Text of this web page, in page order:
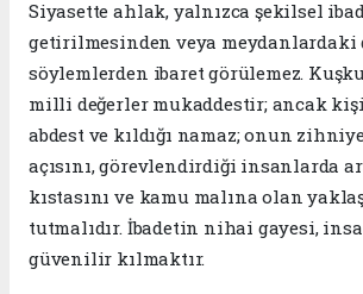
​Siyasette ahlak, yalnızca şekilsel
getirilmesinden veya
söylemlerden ibaret görülemez.
milli değerler mukaddestir; ancak
abdest ve kıldığı namaz; onun
açısını, görevlendirdiği insanlarda
kıstasını ve kamu malına olan
tutmalıdır. İbadetin nihai gayesi,
güvenilir kılmaktır.